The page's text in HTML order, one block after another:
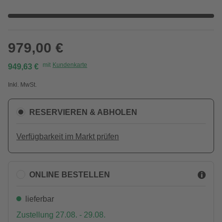
979,00 €
949,63 € mit Kundenkarte
Inkl. MwSt.
RESERVIEREN & ABHOLEN
Verfügbarkeit im Markt prüfen
ONLINE BESTELLEN
lieferbar
Zustellung 27.08. - 29.08.